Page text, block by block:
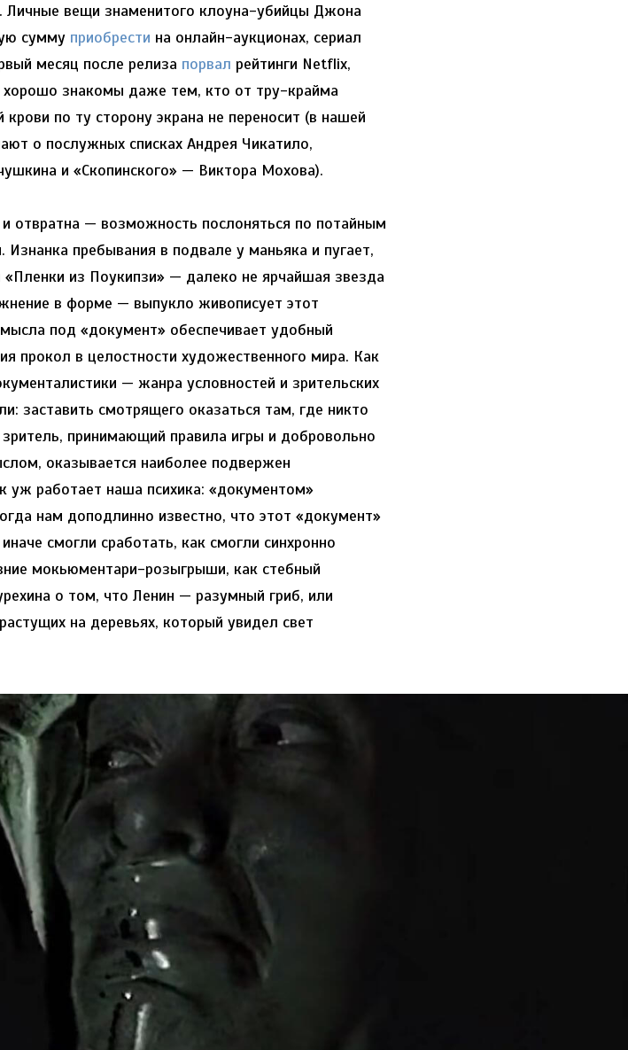
вещи знаменитого клоуна-убийцы Джона
сумму приобрести на онлайн-аукционах, сериал
месяц после релиза порвал рейтинги Netflix,
знакомы даже тем, кто от тру-крайма
по ту сторону экрана не переносит (в нашей
о послужных списках Андрея Чикатило,
и «Скопинского» — Виктора Мохова).
отвратна — возможность послоняться по потайным
пребывания в подвале у маньяка и пугает,
из Поукипзи» — далеко не ярчайшая звезда
в форме — выпукло живописует этот
под «документ» обеспечивает удобный
прокол в целостности художественного мира. Как
— жанра условностей и зрительских
заставить смотрящего оказаться там, где никто
принимающий правила игры и добровольно
оказывается наиболее подвержен
уж работает наша психика: «документом»
нам доподлинно известно, что этот «документ»
смогли сработать, как смогли синхронно
мокьюментари-розыгрыши, как стебный
о том, что Ленин — разумный гриб, или
на деревьях, который увидел свет